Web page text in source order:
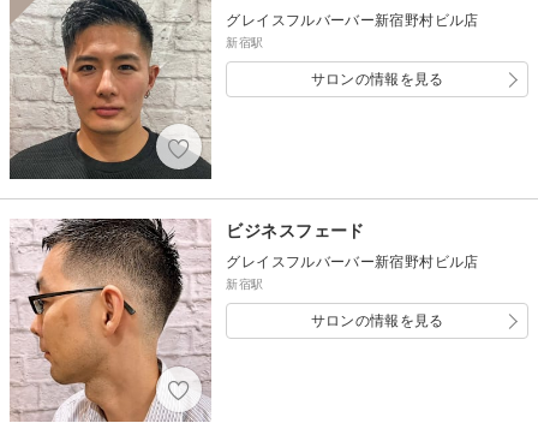
グレイスフルバーバー新宿野村ビル店
新宿駅
サロンの情報を見る
ビジネスフェード
グレイスフルバーバー新宿野村ビル店
新宿駅
サロンの情報を見る